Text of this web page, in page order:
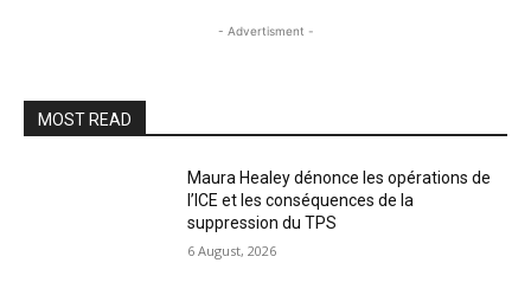
- Advertisment -
MOST READ
Maura Healey dénonce les opérations de
l’ICE et les conséquences de la
suppression du TPS
6 August, 2026